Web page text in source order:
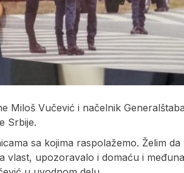
Miloš Vučević i načelnik
Srbije.
sa kojima raspolažemo. Želim da
vlast, upozoravalo i domaću i